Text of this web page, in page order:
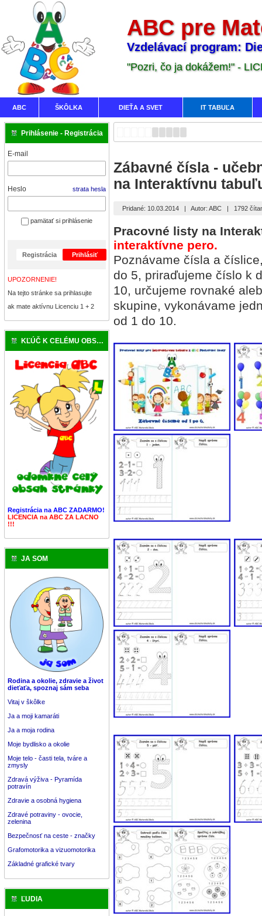
ABC pre
Vzdelávací program:
"Pozri, čo ja dokážem!" -
ABC ŠKÔLKA DIEŤA A SVET IT TABUĽA
Prihlásenie - Registrácia
E-mail
Heslo strata hesla
pamätať si prihlásenie
Registrácia Prihlásiť
UPOZORNENIE!
Na tejto stránke sa prihlasujte
ak mate aktívnu Licenciu 1 + 2
KĽÚČ K CELÉMU OBSAHU
Registrácia na ABC ZADARMO!
LICENCIA na ABC ZA LACNO
!!!
JA SOM
Rodina a okolie, zdravie a život
dieťaťa, spoznaj sám seba
Vitaj v škôlke
Ja a moji kamaráti
Ja a moja rodina
Moje bydlisko a okolie
Moje telo - časti tela, tváre a
zmysly
Zdravá výživa - Pyramída
potravín
Zdravie a osobná hygiena
Zdravé potraviny - ovocie,
zelenina
Bezpečnosť na ceste - značky
Grafomotorika a vizuomotorika
Základné grafické tvary
ĽUDIA
Zábavné čísla -
na Interaktívnu
Pridané: 10.03.2014 |Autor: ABC | 1792
Pracovné listy na
interaktívne pero.
Poznávame čísla a
do 5, priraďujeme číslo k
10, určujeme rovnaké
skupine, vykonávame
od 1 do 10.